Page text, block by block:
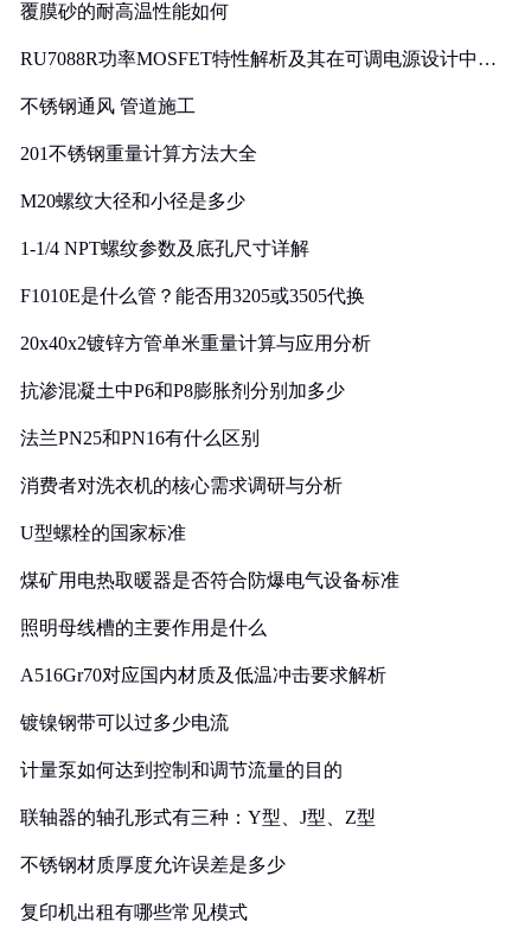
覆膜砂的耐高温性能如何
RU7088R功率MOSFET特性解析及其在可调电源设计中的
不锈钢通风 管道施工
201不锈钢重量计算方法大全
M20螺纹大径和小径是多少
1-1/4 NPT螺纹参数及底孔尺寸详解
F1010E是什么管？能否用3205或3505代换
20x40x2镀锌方管单米重量计算与应用分析
抗渗混凝土中P6和P8膨胀剂分别加多少
法兰PN25和PN16有什么区别
消费者对洗衣机的核心需求调研与分析
U型螺栓的国家标准
煤矿用电热取暖器是否符合防爆电气设备标准
照明母线槽的主要作用是什么
A516Gr70对应国内材质及低温冲击要求解析
镀镍钢带可以过多少电流
计量泵如何达到控制和调节流量的目的
联轴器的轴孔形式有三种：Y型、J型、Z型
不锈钢材质厚度允许误差是多少
复印机出租有哪些常见模式